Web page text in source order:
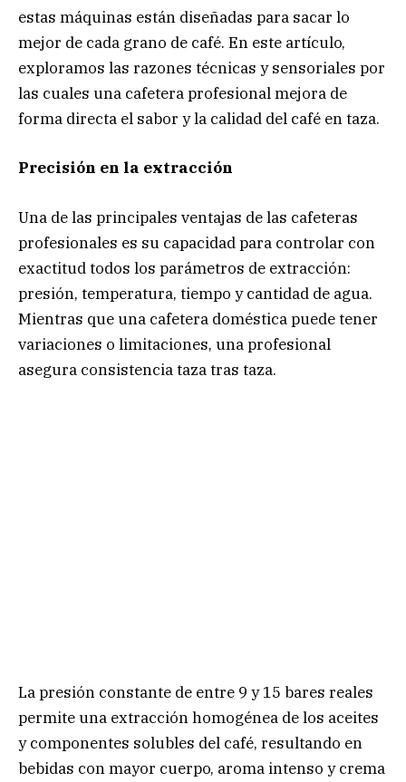
estas máquinas están diseñadas para sacar lo
mejor de cada grano de café. En este artículo,
exploramos las razones técnicas y sensoriales por
las cuales una cafetera profesional mejora de
forma directa el sabor y la calidad del café en taza.
Precisión en la extracción
Una de las principales ventajas de las cafeteras
profesionales es su capacidad para controlar con
exactitud todos los parámetros de extracción:
presión, temperatura, tiempo y cantidad de agua.
Mientras que una cafetera doméstica puede tener
variaciones o limitaciones, una profesional
asegura consistencia taza tras taza.
La presión constante de entre 9 y 15 bares reales
permite una extracción homogénea de los aceites
y componentes solubles del café, resultando en
bebidas con mayor cuerpo, aroma intenso y crema